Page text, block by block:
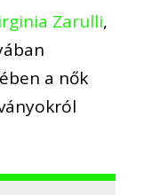
Zarulli,
a nők